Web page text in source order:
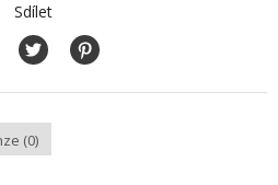
Sdílet
(0)